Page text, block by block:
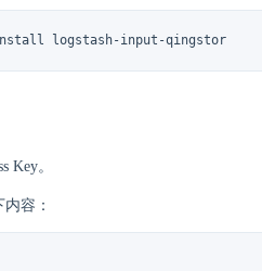
logstash-input-qingstor
Key。
容：